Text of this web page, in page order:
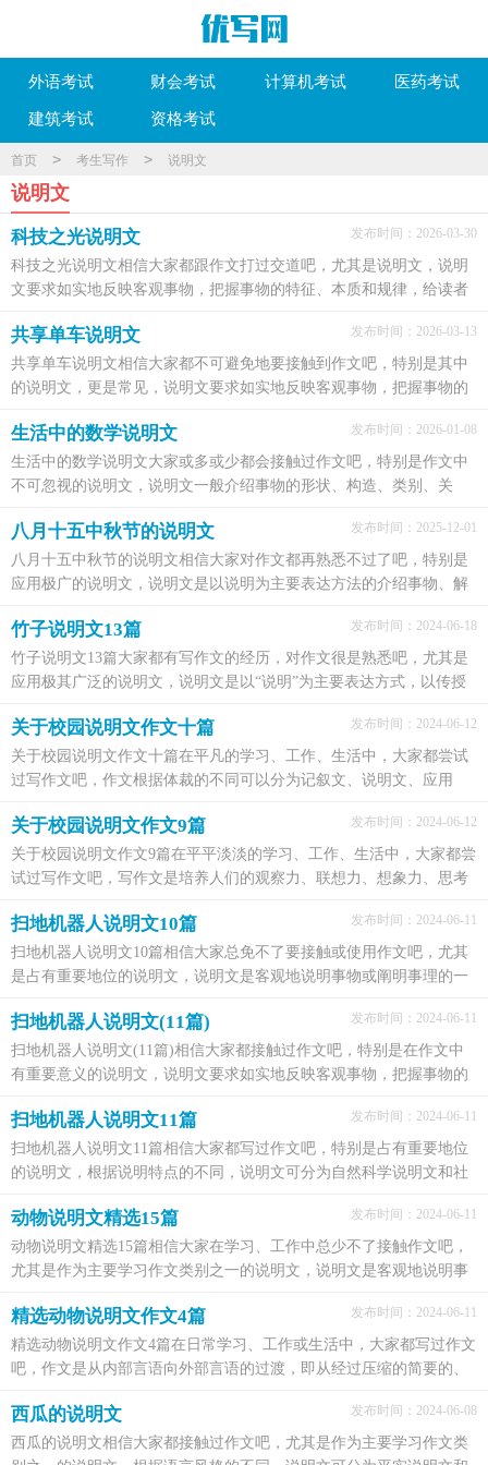
外语考试 财会考试 计算机考试 医药考试
建筑考试 资格考试
首页 > 考生写作 > 说明文
说明文
科技之光说明文 发布时间：2026-03-30
科技之光说明文相信大家都跟作文打过交道吧，尤其是说明文，说明
文要求如实地反映客观事物，把握事物的特征、本质和规律，给读者
共享单车说明文 发布时间：2026-03-13
共享单车说明文相信大家都不可避免地要接触到作文吧，特别是其中
的说明文，更是常见，说明文要求如实地反映客观事物，把握事物的
生活中的数学说明文 发布时间：2026-01-08
生活中的数学说明文大家或多或少都会接触过作文吧，特别是作文中
不可忽视的说明文，说明文一般介绍事物的形状、构造、类别、关
八月十五中秋节的说明文 发布时间：2025-12-01
八月十五中秋节的说明文相信大家对作文都再熟悉不过了吧，特别是
应用极广的说明文，说明文是以说明为主要表达方法的介绍事物、解
竹子说明文13篇 发布时间：2024-06-18
竹子说明文13篇大家都有写作文的经历，对作文很是熟悉吧，尤其是
应用极其广泛的说明文，说明文是以“说明”为主要表达方式，以传授
关于校园说明文作文十篇 发布时间：2024-06-12
关于校园说明文作文十篇在平凡的学习、工作、生活中，大家都尝试
过写作文吧，作文根据体裁的不同可以分为记叙文、说明文、应用
关于校园说明文作文9篇 发布时间：2024-06-12
关于校园说明文作文9篇在平平淡淡的学习、工作、生活中，大家都尝
试过写作文吧，写作文是培养人们的观察力、联想力、想象力、思考
扫地机器人说明文10篇 发布时间：2024-06-11
扫地机器人说明文10篇相信大家总免不了要接触或使用作文吧，尤其
是占有重要地位的说明文，说明文是客观地说明事物或阐明事理的一
扫地机器人说明文(11篇) 发布时间：2024-06-11
扫地机器人说明文(11篇)相信大家都接触过作文吧，特别是在作文中
有重要意义的说明文，说明文要求如实地反映客观事物，把握事物的
扫地机器人说明文11篇 发布时间：2024-06-11
扫地机器人说明文11篇相信大家都写过作文吧，特别是占有重要地位
的说明文，根据说明特点的不同，说明文可分为自然科学说明文和社
动物说明文精选15篇 发布时间：2024-06-11
动物说明文精选15篇相信大家在学习、工作中总少不了接触作文吧，
尤其是作为主要学习作文类别之一的说明文，说明文是客观地说明事
精选动物说明文作文4篇 发布时间：2024-06-11
精选动物说明文作文4篇在日常学习、工作或生活中，大家都写过作文
吧，作文是从内部言语向外部言语的过渡，即从经过压缩的简要的、
西瓜的说明文 发布时间：2024-06-08
西瓜的说明文相信大家都接触过作文吧，尤其是作为主要学习作文类